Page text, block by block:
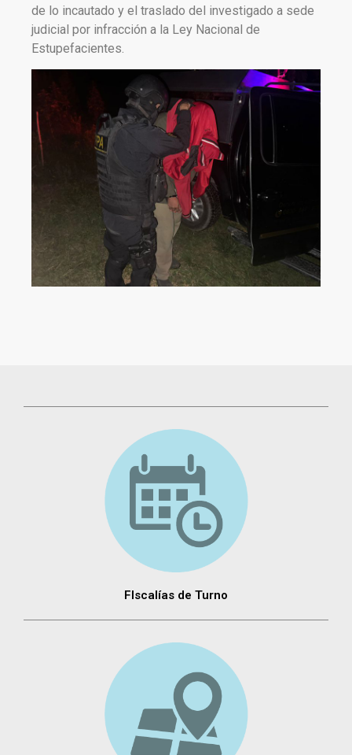
de lo incautado y el traslado del investigado a sede
judicial por infracción a la Ley Nacional de
Estupefacientes.
FIscalías de Turno